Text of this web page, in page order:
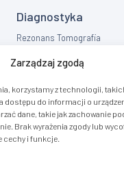
Zarządzaj zgodą
korzystamy z technologii,
dostępu do informacji o
dane, takie jak zachowanie
Brak wyrażenia zgody lub
cechy i funkcje.
Diagnostyka
Rezonans Tomografia